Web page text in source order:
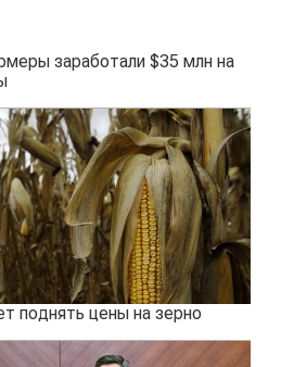
заработали $35 млн на
поднять цены на зерно